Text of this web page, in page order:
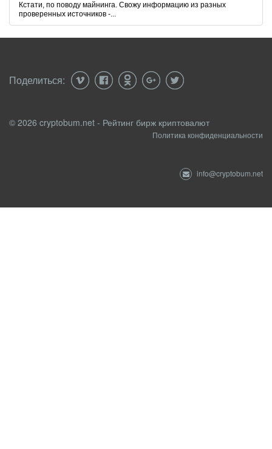
Кстати, по поводу майнинга. Свожу информацию из разных
проверенных источников -...
Поделиться:
© 2026 cryptobum.net - Рейтинг бирж криптовалют
Политика конфиденциальности
info@cryptobum.net